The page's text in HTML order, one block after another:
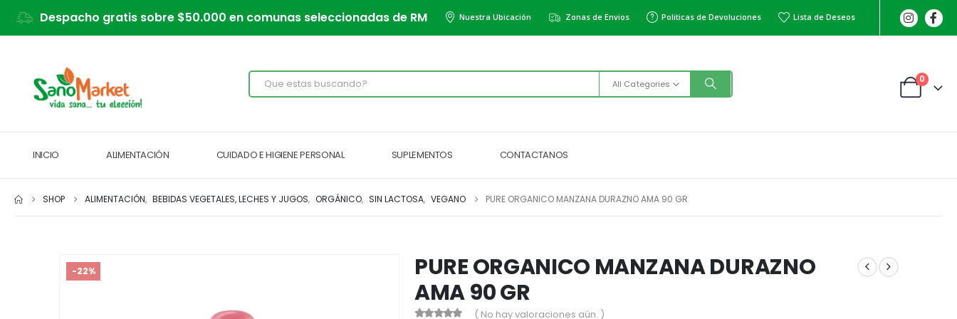
Despacho gratis sobre $50.000 en comunas seleccionadas de RM Nuestra Ubicación Zonas de Envios Politicas de Devoluciones Lista de Deseos
All Categories 0
INICIO ALIMENTACIÓN CUIDADO E HIGIENE PERSONAL SUPLEMENTOS CONTACTANOS
SHOP ALIMENTACIÓN, BEBIDAS VEGETALES, LECHES Y JUGOS, ORGÁNICO, SIN LACTOSA, VEGANO PURE ORGANICO MANZANA DURAZNO AMA 90 GR
-22%
PURE ORGANICO MANZANA DURAZNO
AMA 90 GR
( No hay valoraciones aún. )